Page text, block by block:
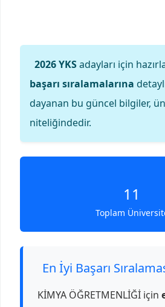
2026 YKSadayları için
başarı sıralamalarına
dayanan bu güncel bilgiler,
niteliğindedir.
11
Toplam
En İyi Başarı
KİMYA ÖĞRETMENLİĞİ için